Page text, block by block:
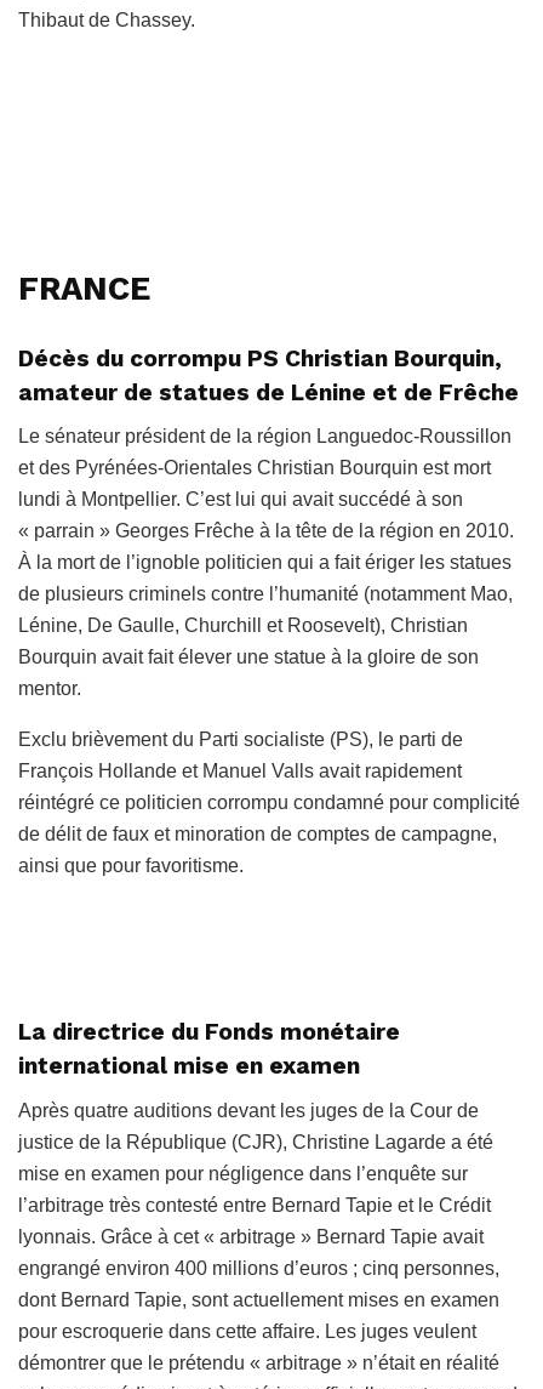
Thibaut de Chassey.
FRANCE
Décès du corrompu PS Christian Bourquin,
amateur de statues de Lénine et de Frêche
Le sénateur président de la région Languedoc-Roussillon
et des Pyrénées-Orientales Christian Bourquin est mort
lundi à Montpellier. C’est lui qui avait succédé à son
« parrain » Georges Frêche à la tête de la région en 2010.
À la mort de l’ignoble politicien qui a fait ériger les statues
de plusieurs criminels contre l’humanité (notamment Mao,
Lénine, De Gaulle, Churchill et Roosevelt), Christian
Bourquin avait fait élever une statue à la gloire de son
mentor.
Exclu brièvement du Parti socialiste (PS), le parti de
François Hollande et Manuel Valls avait rapidement
réintégré ce politicien corrompu condamné pour complicité
de délit de faux et minoration de comptes de campagne,
ainsi que pour favoritisme.
La directrice du Fonds monétaire
international mise en examen
Après quatre auditions devant les juges de la Cour de
justice de la République (CJR), Christine Lagarde a été
mise en examen pour négligence dans l’enquête sur
l’arbitrage très contesté entre Bernard Tapie et le Crédit
lyonnais. Grâce à cet « arbitrage » Bernard Tapie avait
engrangé environ 400 millions d’euros ; cinq personnes,
dont Bernard Tapie, sont actuellement mises en examen
pour escroquerie dans cette affaire. Les juges veulent
démontrer que le prétendu « arbitrage » n’était en réalité